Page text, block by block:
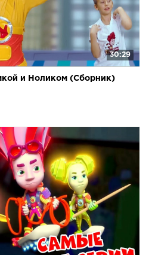
30:29
и Ноликом (Сборник)